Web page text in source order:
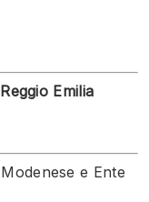
Emilia
e Ente